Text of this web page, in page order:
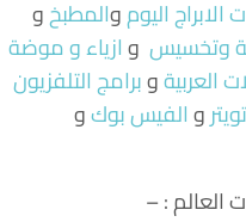
اليوموالمطبخو
وتخسيس وازياء و موضة
العربيةوبرامج التلفزيون
تويتروالفيس بوكو
العالم : –